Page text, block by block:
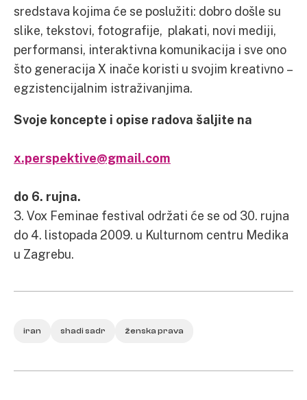
sredstava kojima će se poslužiti: dobro došle su
slike, tekstovi, fotografije, plakati, novi mediji,
performansi, interaktivna komunikacija i sve ono
što generacija X inače koristi u svojim kreativno –
egzistencijalnim istraživanjima.
Svoje koncepte i opise radova šaljite na
x.perspektive@gmail.com
do 6. rujna.
3. Vox Feminae festival održati će se od 30. rujna
do 4. listopada 2009. u Kulturnom centru Medika
u Zagrebu.
iran shadi sadr ženska prava